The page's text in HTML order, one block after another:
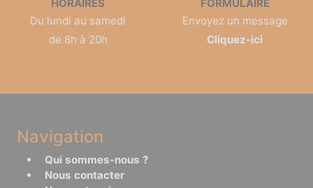
HORAIRES
Du lundi au samedi
de 8h à 20h
FORMULAIRE
Envoyez un message
Cliquez-ici
Navigation
Qui sommes-nous ?
Nous contacter